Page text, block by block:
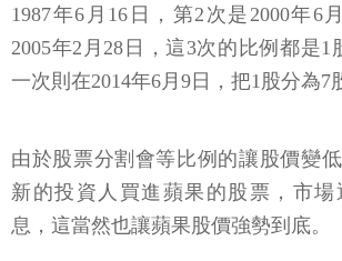
1987年6月16日，第2次是2000年6
2005年2月28日，這3次的比例都是1
一次則在2014年6月9日，把1股分為7
由於股票分割會等比例的讓股價變
新的投資人買進蘋果的股票，市場
息，這當然也讓蘋果股價強勢到底。